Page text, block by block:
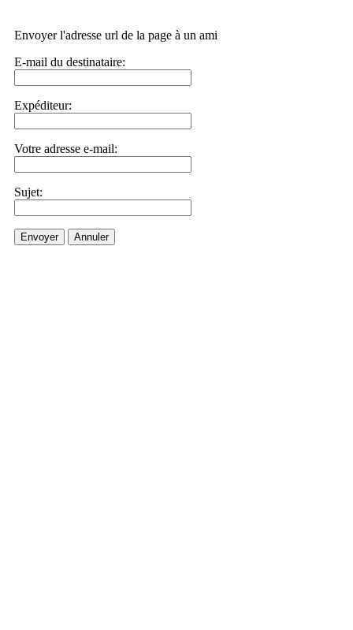
Envoyer l'adresse url de la page à un ami
E-mail du destinataire:
Expéditeur:
Votre adresse e-mail:
Sujet:
Envoyer Annuler